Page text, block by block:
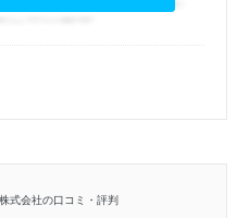
式会社の口コミ・評判